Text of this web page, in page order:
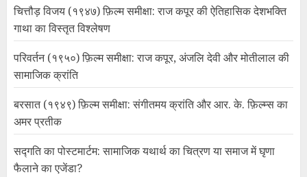
चित्तौड़ विजय (१९४७) फ़िल्म समीक्षा: राज कपूर की ऐतिहासिक देशभक्ति
गाथा का विस्तृत विश्लेषण
परिवर्तन (१९५०) फ़िल्म समीक्षा: राज कपूर, अंजलि देवी और मोतीलाल की
सामाजिक क्रांति
बरसात (१९४९) फ़िल्म समीक्षा: संगीतमय क्रांति और आर. के. फ़िल्म्स का
अमर प्रतीक
सद्गति का पोस्टमार्टम: सामाजिक यथार्थ का चित्रण या समाज में घृणा
फैलाने का एजेंडा?